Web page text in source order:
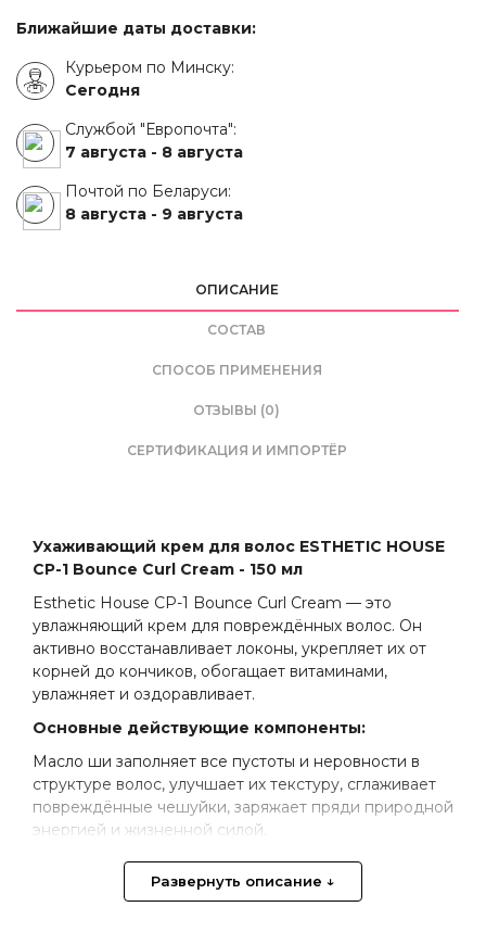
Ближайшие даты доставки:
Курьером по Минску:
Сегодня
Службой "Европочта":
7 августа - 8 августа
Почтой по Беларуси:
8 августа - 9 августа
ОПИСАНИЕ
СОСТАВ
СПОСОБ ПРИМЕНЕНИЯ
ОТЗЫВЫ (0)
СЕРТИФИКАЦИЯ И ИМПОРТЁР
Ухаживающий крем для волос ESTHETIC HOUSE
CP-1 Bounce Curl Cream - 150 мл
Esthetic House CP-1 Bounce Curl Cream — это
увлажняющий крем для повреждённых волос. Он
активно восстанавливает локоны, укрепляет их от
корней до кончиков, обогащает витаминами,
увлажняет и оздоравливает.
Основные действующие компоненты:
Масло ши заполняет все пустоты и неровности в
структуре волос, улучшает их текстуру, сглаживает
повреждённые чешуйки, заряжает пряди природной
энергией и жизненной силой.
Масло жожоба питает, смягчает и увлажняет волосы,
разглаживает их, устраняет спутанность и создаёт
Развернуть описание ↓